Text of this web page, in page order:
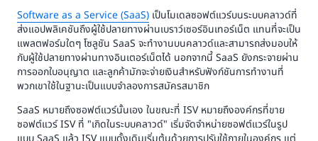
Software as a Service (SaaS) เป็นโมเดลซอฟต์แวร์บนระบบคลาวด์ที่
ส่งแอปพลิเคชันถึงผู้ใช้ปลายทางผ่านเบราว์เซอร์อินเทอร์เน็ต แทนที่จะเป็น
แพลตฟอร์มใดๆ โซลูชัน SaaS จะทำงานบนคลาวด์และสามารถส่งมอบให้
กับผู้ใช้ปลายทางผ่านทางอินเตอร์เน็ตได้ นอกจากนี้ SaaS ยังกระจายผ่าน
การออกใบอนุญาต และลูกค้ามักจะจ่ายเงินสำหรับฟังก์ชันการทำงานที่
พวกเขาใช้ในฐานะเป็นแบบจำลองการสมัครสมาชิก
SaaS หมายถึงซอฟต์แวร์นั้นเอง ในขณะที่ ISV หมายถึงองค์กรที่ขาย
ซอฟต์แวร์ ISV ที่ "เกิดในระบบคลาวด์" เริ่มจัดจำหน่ายซอฟต์แวร์ในรูป